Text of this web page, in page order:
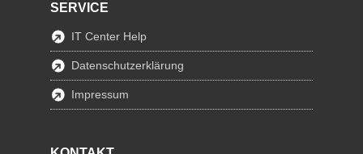
SERVICE
IT Center Help
Datenschutzerklärung
Impressum